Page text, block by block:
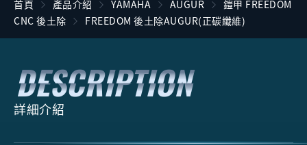
首頁 產品介紹 YAMAHA AUGUR
鎧甲 FREEDOM
CNC 後土除
FREEDOM 後土除AUGUR(正碳纖維)
詳細介紹